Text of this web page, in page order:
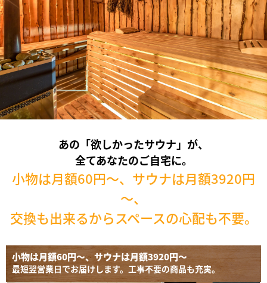
あの「欲しかったサウナ」が、
全てあなたのご自宅に。
小物は月額60円～、サウナは月額3920円
～、
交換も出来るからスペースの心配も不要。
小物は月額60円～、サウナは月額3920円～
最短翌営業日でお届けします。工事不要の商品も充実。